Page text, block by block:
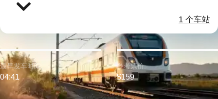
1 个车站
最早发车时间:
04:41
参考票价:
$159